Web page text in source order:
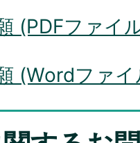
(PDFファイ
(Wordファイ